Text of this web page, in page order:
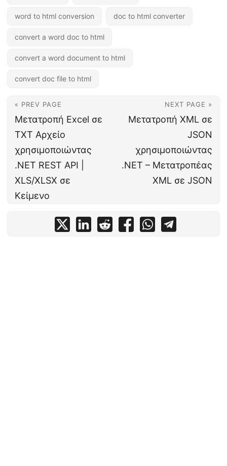
word to html conversion doc to html converter
convert a word doc to html
convert a word document to html
convert doc file to html
« PREV PAGE
Μετατροπή Excel σε
TXT Αρχείο
χρησιμοποιώντας
.NET REST API |
XLS/XLSX σε
Κείμενο
NEXT PAGE »
Μετατροπή XML σε
JSON
χρησιμοποιώντας
.NET – Μετατροπέας
XML σε JSON